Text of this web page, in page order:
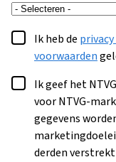
Ik heb de
voorwaarden
Ik geef het
voor NTVG-
gegevens
derden verstrekt